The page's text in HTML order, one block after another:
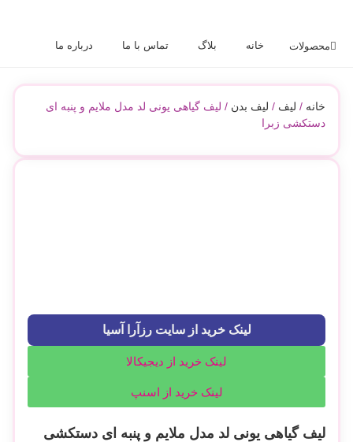
محصولات خانه بلاگ تماس با ما درباره ما
خانه / لیف / لیف بدن / لیف گیاهی یونی لد مدل ملایم و پنبه ای
دستکشی زبرا
لینک خرید از سایت رزآرا آسیا
لینک خرید از دیجیکالا
لینک خرید از اسنپ
لیف گیاهی یونی لد مدل ملایم و پنبه ای دستکشی